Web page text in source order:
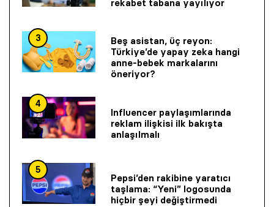
rekabet tabana yayılıyor
3
Beş asistan, üç reyon:
Türkiye’de yapay zeka hangi
anne-bebek markalarını
öneriyor?
4
Influencer paylaşımlarında
reklam ilişkisi ilk bakışta
anlaşılmalı
5
Pepsi’den rakibine yaratıcı
taşlama: “Yeni” logosunda
hiçbir şeyi değiştirmedi